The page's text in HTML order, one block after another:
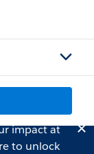
impact at
to unlock